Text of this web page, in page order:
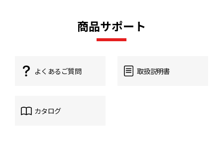
商品サポート
よくあるご質問 取扱説明書
カタログ